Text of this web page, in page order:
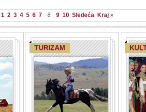
1 2 3 4 5 6 7 8 9 10 Sledeća Kraj »
TURIZAM